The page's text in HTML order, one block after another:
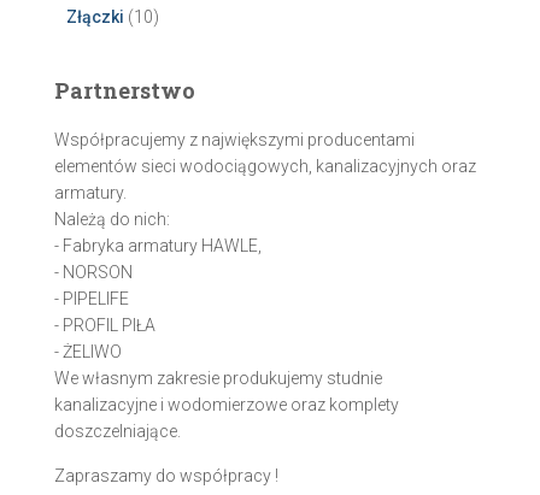
Złączki (10)
Partnerstwo
Współpracujemy z największymi producentami
elementów sieci wodociągowych, kanalizacyjnych oraz
armatury.
Należą do nich:
- Fabryka armatury HAWLE,
- NORSON
- PIPELIFE
- PROFIL PIŁA
- ŻELIWO
We własnym zakresie produkujemy studnie
kanalizacyjne i wodomierzowe oraz komplety
doszczelniające.
Zapraszamy do współpracy !